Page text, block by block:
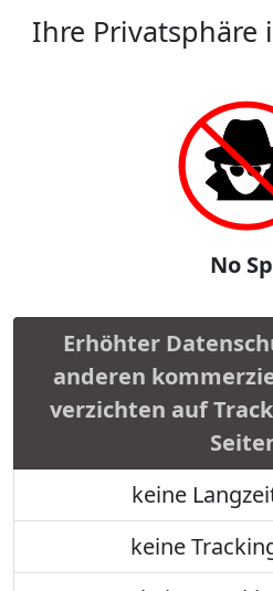
Ihre Privatsphäre
No
Erhöhter
anderen
verzichten auf
keine
keine